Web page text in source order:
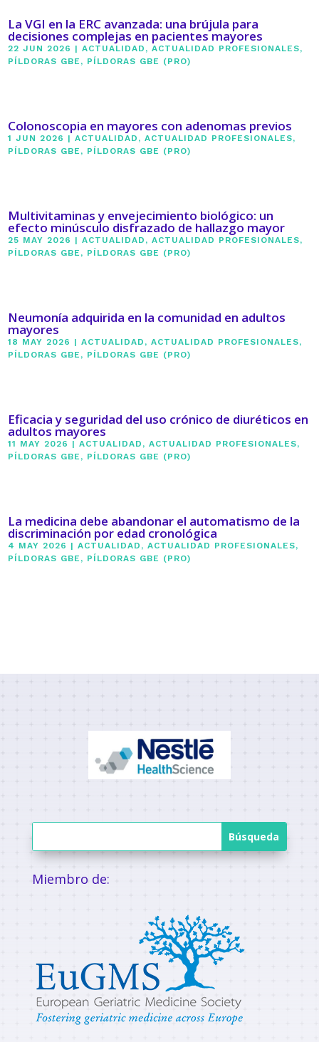
La VGI en la ERC avanzada: una brújula para
decisiones complejas en pacientes mayores
22 JUN 2026 |ACTUALIDAD ,ACTUALIDAD PROFESIONALES,
PÍLDORAS GBE , PÍLDORAS GBE (PRO)
Colonoscopia en mayores con adenomas previos
1 JUN 2026 |ACTUALIDAD ,ACTUALIDAD PROFESIONALES,
PÍLDORAS GBE , PÍLDORAS GBE (PRO)
Multivitaminas y envejecimiento biológico: un
efecto minúsculo disfrazado de hallazgo mayor
25 MAY 2026 |ACTUALIDAD ,ACTUALIDAD PROFESIONALES,
PÍLDORAS GBE , PÍLDORAS GBE (PRO)
Neumonía adquirida en la comunidad en adultos
mayores
18 MAY 2026 |ACTUALIDAD ,ACTUALIDAD PROFESIONALES,
PÍLDORAS GBE , PÍLDORAS GBE (PRO)
Eficacia y seguridad del uso crónico de diuréticos en
adultos mayores
11 MAY 2026 |ACTUALIDAD ,ACTUALIDAD PROFESIONALES,
PÍLDORAS GBE , PÍLDORAS GBE (PRO)
La medicina debe abandonar el automatismo de la
discriminación por edad cronológica
4 MAY 2026 |ACTUALIDAD ,ACTUALIDAD PROFESIONALES,
PÍLDORAS GBE , PÍLDORAS GBE (PRO)
Miembro de: